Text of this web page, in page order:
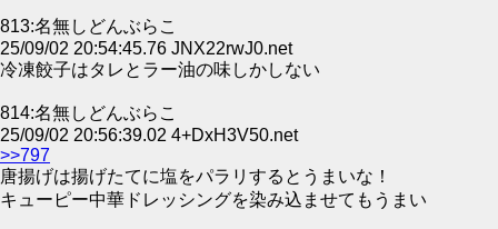
813:名無しどんぶらこ
25/09/02 20:54:45.76 JNX22rwJ0.net
冷凍餃子はタレとラー油の味しかしない
814:名無しどんぶらこ
25/09/02 20:56:39.02 4+DxH3V50.net
>>797
唐揚げは揚げたてに塩をパラリするとうまいな！
キューピー中華ドレッシングを染み込ませてもうまい